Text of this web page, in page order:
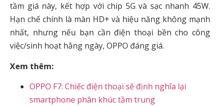
tầm giá này, kết hợp với chip 5G và sạc nhanh 45W.
Hạn chế chính là màn HD+ và hiệu năng không mạnh
nhất, nhưng nếu bạn cần điện thoại bền cho công
việc/sinh hoạt hằng ngày, OPPO đáng giá.
Xem thêm:
OPPO F7: Chiếc điện thoại sẽ định nghĩa lại
smartphone phân khúc tầm trung